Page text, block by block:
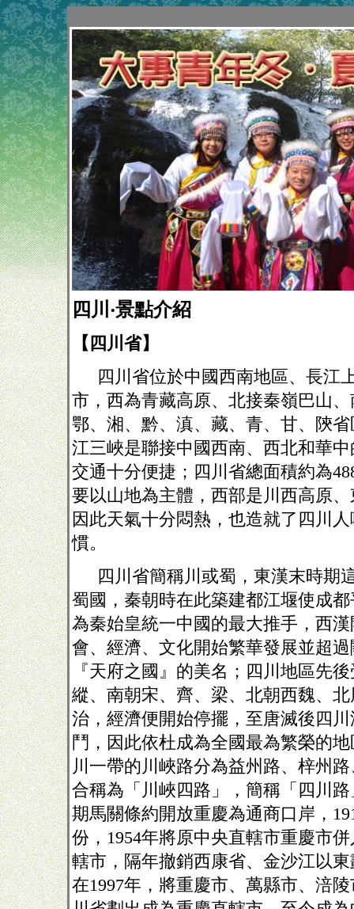
四川‧景點介紹
【四川省】
四川省位於中國西南地區、長江
市，西為青藏高原、北接秦嶺巴山
鄂、湘、黔、滇、藏、青、甘、陝
江三峽是聯接中國西南、西北和華
交通十分便捷；四川省總面積約為
要以山地為主體，西部是川西高原
因此天氣十分悶熱，也造就了四川
慣。
四川省簡稱川或蜀，東漢末時期
蜀國，秦朝時在此築建都江堰使成
為秦始皇統一中國的最大推手，西
會、經濟、文化開始繁華發展並超
『天府之國』的美名；四川地區先
縱、南朝宋、齊、梁、北朝西魏、
治，經濟便開始停擺，至唐滅後四
鬥，因此依杜成為全國最為繁榮的
川一帶的川峽路分為益州路、梓州
合稱為「川峽四路」，簡稱「四川
期馬關條約開放重慶為通商口岸，
份， 1954年將原中央直轄市重慶市
轄市，隔年撤銷西康省、金沙江以
在1997年，將重慶市、萬縣市、涪